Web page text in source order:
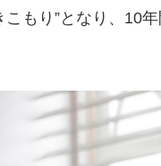
もり”となり、10